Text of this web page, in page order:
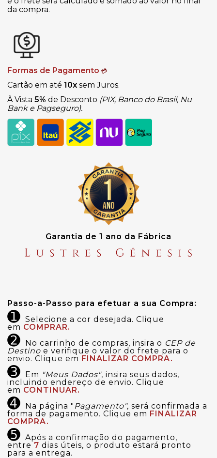
da compra.
Formas de Pagamento 💳
Cartão em até 10x sem Juros.
À Vista 5% de Desconto (PIX, Banco do Brasil, Nu
Bank e Pagseguro).
Garantia de 1 ano da Fábrica
Passo-a-Passo para efetuar a sua Compra:
➊ Selecione a cor desejada. Clique
em COMPRAR.
➋ No carrinho de compras, insira o CEP de
Destino e verifique o valor do frete para o
envio. Clique em FINALIZAR COMPRA.
➌ Em "Meus Dados", insira seus dados,
incluindo endereço de envio. Clique
em CONTINUAR.
➍ Na página " Pagamento", será confirmada a
forma de pagamento. Clique em FINALIZAR
COMPRA.
➎ Após a confirmação do pagamento,
entre 7 dias úteis, o produto estará pronto
para a entrega.